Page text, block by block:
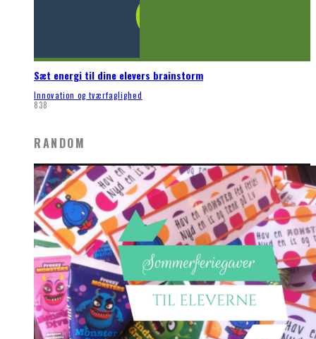
Sæt energi til dine elevers brainstorm
Innovation og tværfaglighed
838
RANDOM